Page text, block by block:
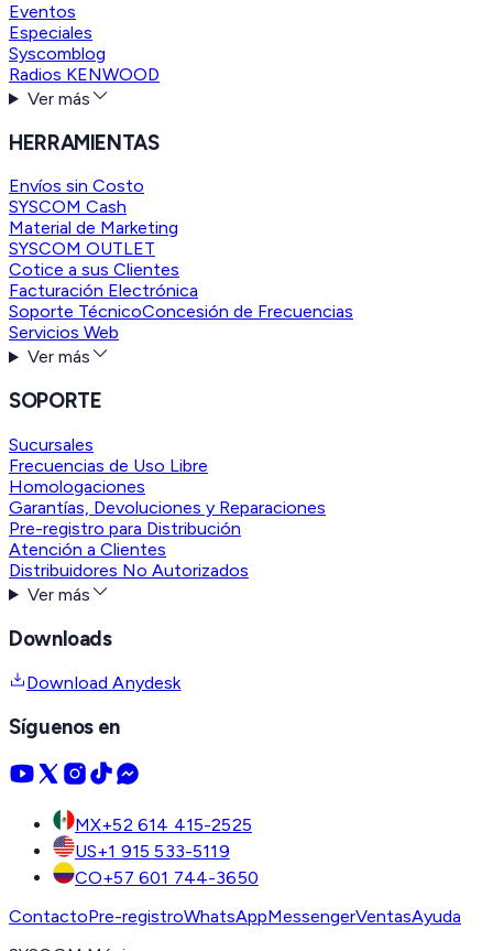
Eventos
Especiales
Syscomblog
Radios KENWOOD
Ver más
HERRAMIENTAS
Envíos sin Costo
SYSCOM Cash
Material de Marketing
SYSCOM OUTLET
Cotice a sus Clientes
Facturación Electrónica
Soporte TécnicoConcesión de Frecuencias
Servicios Web
Ver más
SOPORTE
Sucursales
Frecuencias de Uso Libre
Homologaciones
Garantías, Devoluciones y Reparaciones
Pre-registro para Distribución
Atención a Clientes
Distribuidores No Autorizados
Ver más
Downloads
Download Anydesk
Síguenos en
MX+52 614 415-2525
US+1 915 533-5119
CO+57 601 744-3650
ContactoPre-registroWhatsAppMessengerVentasAyuda